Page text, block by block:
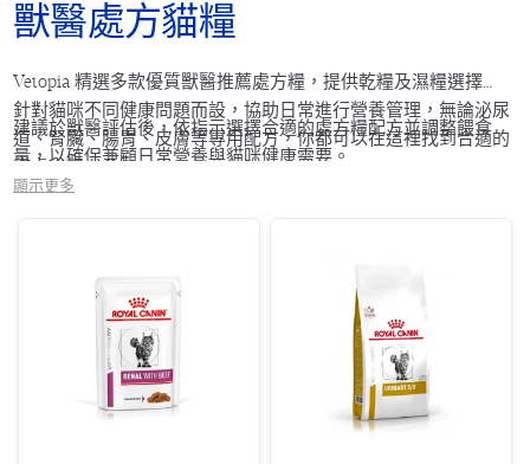
獸醫處方貓糧
Vetopia 精選多款優質獸醫推薦處方糧，提供乾糧及濕糧選擇，
針對貓咪不同健康問題而設，協助日常進行營養管理，無論泌尿
道、腎臟、腸胃、皮膚等專用配方，你都可以在這裡找到合適的
貓處方糧。
建議於獸醫評估後，依指示選擇合適的處方糧配方並調整餵食用
量，以確保兼顧日常營養與貓咪健康需要。
顯示更多